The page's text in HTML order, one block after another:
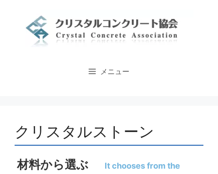
メニュー
クリスタルストーン
材料から選ぶ
It chooses from the